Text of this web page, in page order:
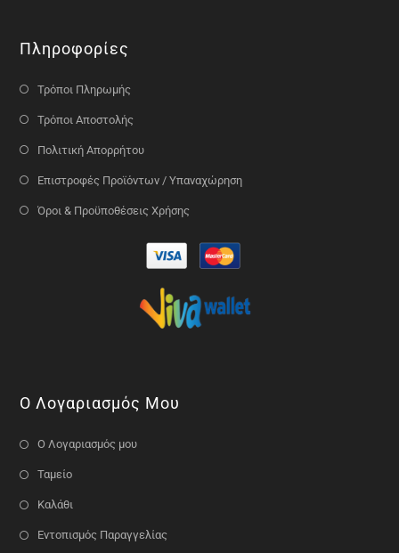
Πληροφορίες
Τρόποι Πληρωμής
Τρόποι Αποστολής
Πολιτική Απορρήτου
Επιστροφές Προϊόντων / Υπαναχώρηση
Όροι & Προϋποθέσεις Χρήσης
Ο Λογαριασμός Μου
Ο Λογαριασμός μου
Ταμείο
Καλάθι
Εντοπισμός Παραγγελίας